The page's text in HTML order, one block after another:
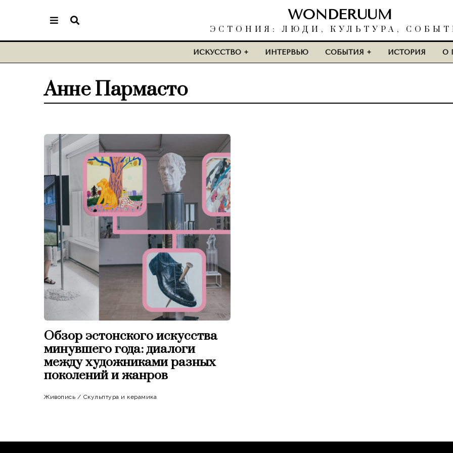
WONDERUUM
ЭСТОНИЯ: ЛЮДИ, КУЛЬТУРА,
ИСКУССТВО ИНТЕРВЬЮ СОБЫТИЯ ИСТОРИЯ О
Анне Пармасто
Обзор эстонского искусства
минувшего года: диалоги
между художниками разных
поколений и жанров
Живопись / Скульптура и керамика